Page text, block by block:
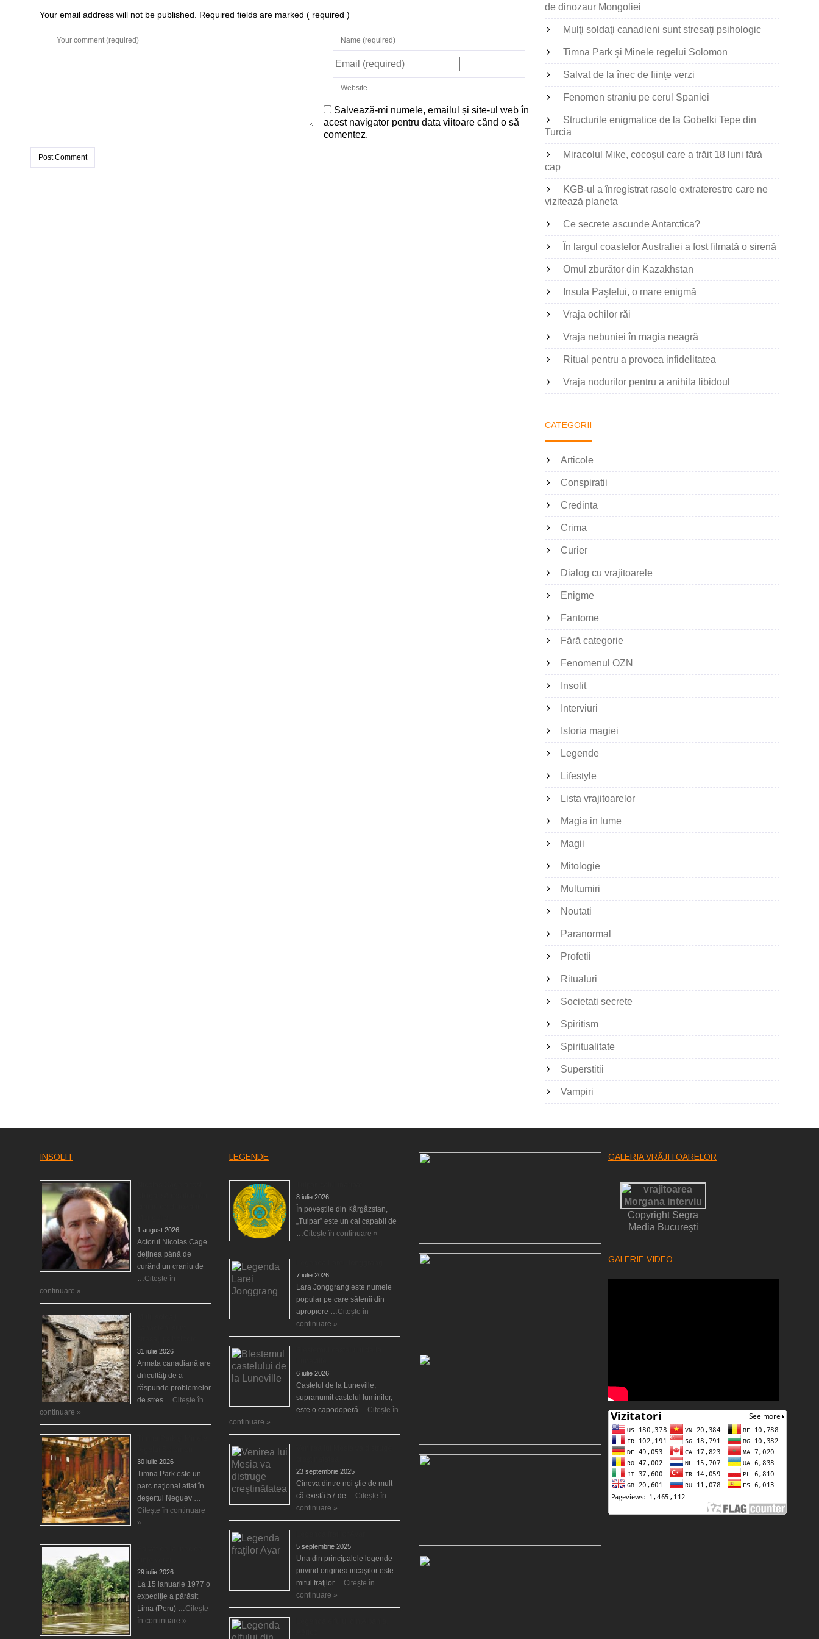
Your email address will not be published. Required fields are marked ( required )
Salvează-mi numele, emailul și site-ul web în
acest navigator pentru data viitoare când o să
comentez.
de dinozaur Mongoliei
Mulţi soldaţi canadieni sunt stresaţi psihologic
Timna Park şi Minele regelui Solomon
Salvat de la înec de fiinţe verzi
Fenomen straniu pe cerul Spaniei
Structurile enigmatice de la Gobelki Tepe din
Turcia
Miracolul Mike, cocoşul care a trăit 18 luni fără
cap
KGB-ul a înregistrat rasele extraterestre care ne
vizitează planeta
Ce secrete ascunde Antarctica?
În largul coastelor Australiei a fost filmată o sirenă
Omul zburător din Kazakhstan
Insula Paştelui, o mare enigmă
Vraja ochilor răi
Vraja nebuniei în magia neagră
Ritual pentru a provoca infidelitatea
Vraja nodurilor pentru a anihila libidoul
CATEGORII
Articole
Conspiratii
Credinta
Crima
Curier
Dialog cu vrajitoarele
Enigme
Fantome
Fără categorie
Fenomenul OZN
Insolit
Interviuri
Istoria magiei
Legende
Lifestyle
Lista vrajitoarelor
Magia in lume
Magii
Mitologie
Multumiri
Noutati
Paranormal
Profetii
Ritualuri
Societati secrete
Spiritism
Spiritualitate
Superstitii
Vampiri
INSOLIT
1 august 2026
Actorul Nicolas Cage
deţinea până de
curând un craniu de
…Citește în
continuare »
31 iulie 2026
Armata canadiană are
dificultăţi de a
răspunde problemelor
de stres …Citește în
continuare »
30 iulie 2026
Timna Park este un
parc naţional aflat în
deşertul Neguev …
Citește în continuare
»
29 iulie 2026
La 15 ianuarie 1977 o
expediţie a părăsit
Lima (Peru) …Citește
în continuare »
LEGENDE
8 iulie 2026
În poveștile din Kârgâzstan,
„Tulpar” este un cal capabil de
…Citește în continuare »
7 iulie 2026
Lara Jonggrang este numele
popular pe care sătenii din
apropiere …Citește în
continuare »
6 iulie 2026
Castelul de la Luneville,
supranumit castelul luminilor,
este o capodoperă …Citește în
continuare »
23 septembrie 2025
Cineva dintre noi ştie de mult
că există 57 de …Citește în
continuare »
5 septembrie 2025
Una din principalele legende
privind originea incaşilor este
mitul fraţilor …Citește în
continuare »
GALERIA VRĂJITOARELOR
Copyright Segra
Media București
GALERIE VIDEO